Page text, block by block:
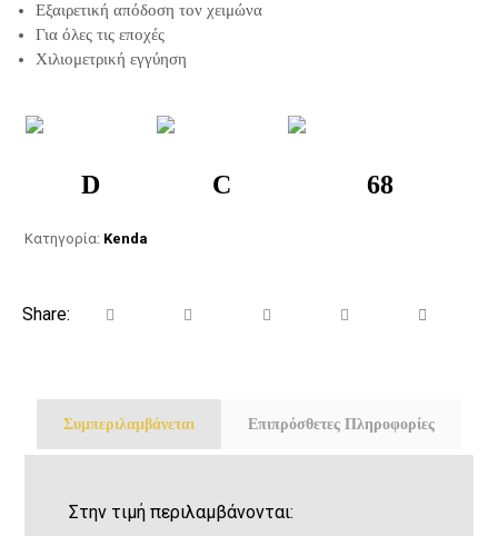
Εξαιρετική απόδοση τον χειμώνα
Για όλες τις εποχές
Χιλιομετρική εγγύηση
D C 68
Κατηγορία: Kenda
Συμπεριλαμβάνεται Επιπρόσθετες Πληροφορίες
Στην τιμή περιλαμβάνονται: